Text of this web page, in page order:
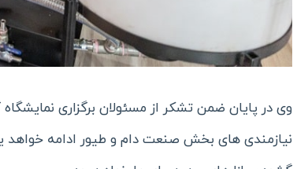
وی در پایان ضمن تشکر از مسئولان برگزاری
نیازمندی های بخش صنعت دام و طیور ادامه